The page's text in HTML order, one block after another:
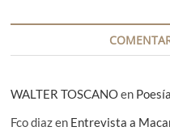
a
s
WALTER TOSCANOen
Fco diazen Entrevista a